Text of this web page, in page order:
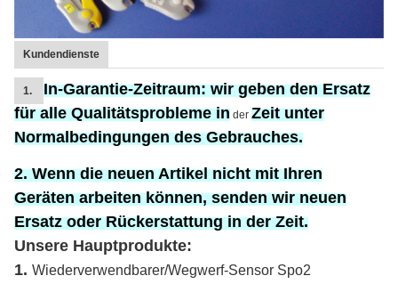
Kundendienste
1. In-Garantie-Zeitraum:wir geben den Ersatz
füralle Qualitätsprobleme in der Zeit unter
Normalbedingungen des Gebrauches.
2. Wenn die neuen Artikel nicht mit Ihren
Geräten arbeiten können, senden wir neuen
Ersatz oder Rückerstattung in der Zeit.
Unsere Hauptprodukte:
1. Wiederverwendbarer/Wegwerf-Sensor Spo2